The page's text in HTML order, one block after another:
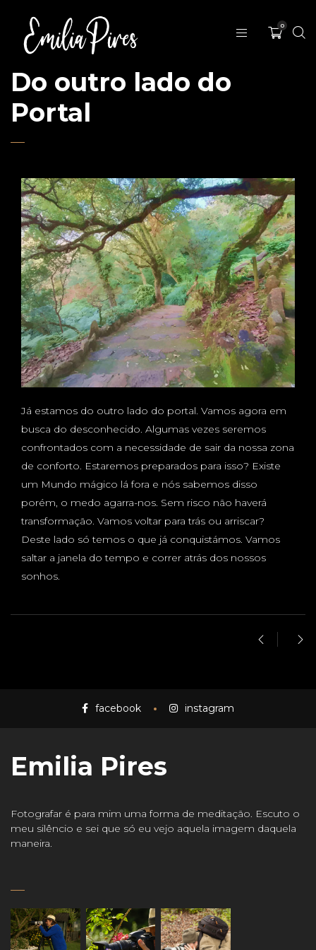
0
Do outro lado do
Portal
Já estamos do outro lado do portal. Vamos agora em
busca do desconhecido. Algumas vezes seremos
confrontados com a necessidade de sair da nossa zona
de conforto. Estaremos preparados para isso? Existe
um Mundo mágico lá fora e nós sabemos disso
porém, o medo agarra-nos. Sem risco não haverá
transformação. Vamos voltar para trás ou arriscar?
Deste lado só temos o que já conquistámos. Vamos
saltar a janela do tempo e correr atrás dos nossos
sonhos.
facebook instagram
Emilia Pires
Fotografar é para mim uma forma de meditação. Escuto o
meu silêncio e sei que só eu vejo aquela imagem daquela
maneira.